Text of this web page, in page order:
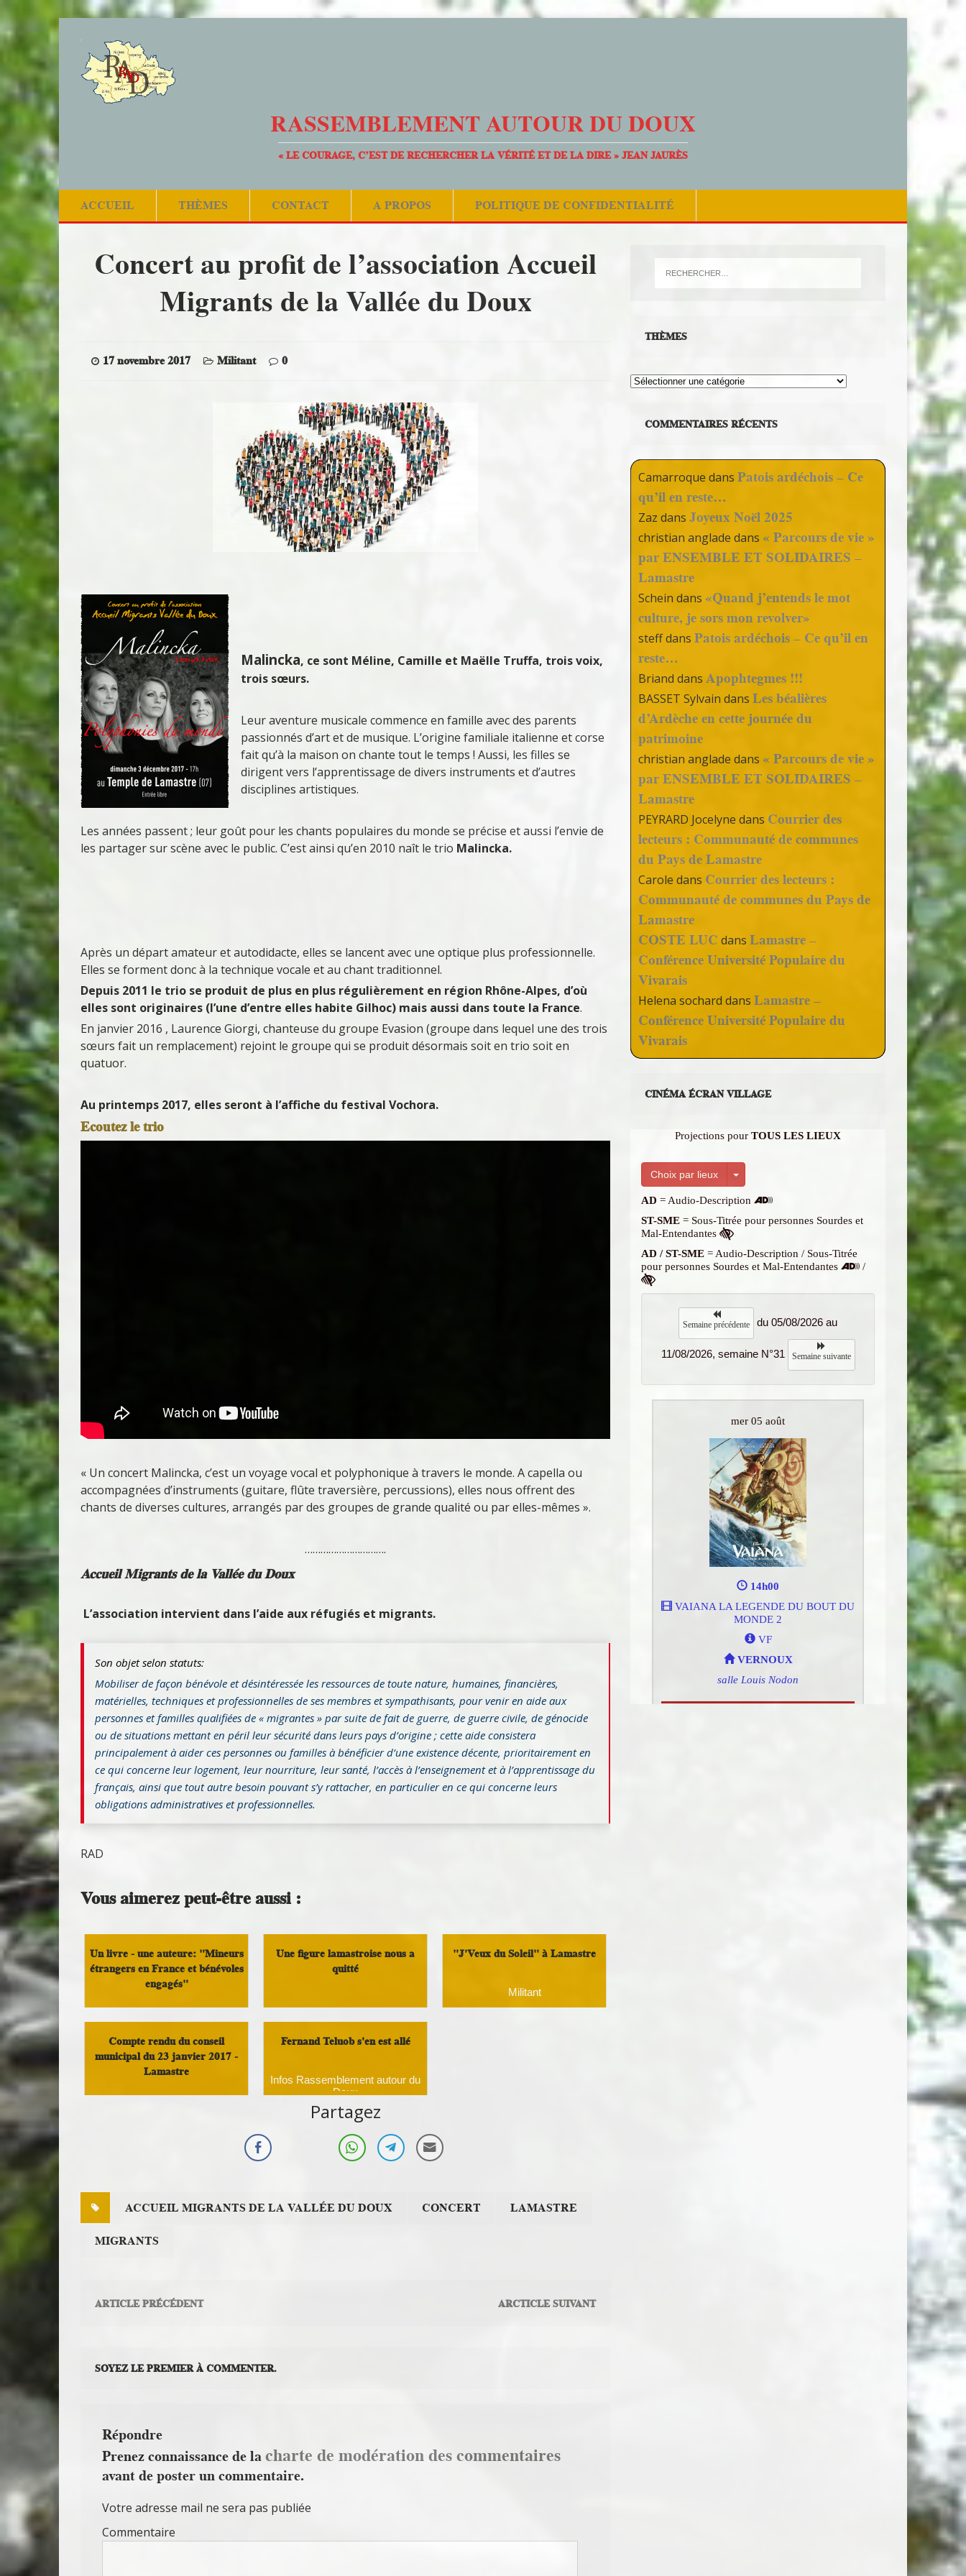
RASSEMBLEMENT AUTOUR DU DOUX
« LE COURAGE, C’EST DE RECHERCHER LA VÉRITÉ ET DE LA DIRE » JEAN JAURÈS
ACCUEIL THÈMES CONTACT A PROPOS POLITIQUE DE CONFIDENTIALITÉ
Concert au profit de l’association Accueil
Migrants de la Vallée du Doux
17 novembre 2017 Militant 0
Malincka, ce sont Méline, Camille et Maëlle Truffa, trois voix,
trois sœurs.
Leur aventure musicale commence en famille avec des parents
passionnés d’art et de musique. L’origine familiale italienne et corse
fait qu’à la maison on chante tout le temps ! Aussi, les filles se
dirigent vers l’apprentissage de divers instruments et d’autres
disciplines artistiques.
Les années passent ; leur goût pour les chants populaires du monde se précise et aussi l’envie de
les partager sur scène avec le public. C’est ainsi qu’en 2010 naît le trio Malincka.
Après un départ amateur et autodidacte, elles se lancent avec une optique plus professionnelle.
Elles se forment donc à la technique vocale et au chant traditionnel.
Depuis 2011 le trio se produit de plus en plus régulièrement en région Rhône-Alpes, d’où
elles sont originaires (l’une d’entre elles habite Gilhoc) mais aussi dans toute la France.
En janvier 2016 , Laurence Giorgi, chanteuse du groupe Evasion (groupe dans lequel une des trois
sœurs fait un remplacement) rejoint le groupe qui se produit désormais soit en trio soit en
quatuor.
Au printemps 2017, elles seront à l’affiche du festival Vochora.
Ecoutez le trio
« Un concert Malincka, c’est un voyage vocal et polyphonique à travers le monde. A capella ou
accompagnées d’instruments (guitare, flûte traversière, percussions), elles nous offrent des
chants de diverses cultures, arrangés par des groupes de grande qualité ou par elles-mêmes ».
………………………….
Accueil Migrants de la Vallée du Doux
L’association intervient dans l’aide aux réfugiés et migrants.
Son objet selon statuts:
Mobiliser de façon bénévole et désintéressée les ressources de toute nature, humaines, financières,
matérielles, techniques et professionnelles de ses membres et sympathisants, pour venir en aide aux
personnes et familles qualifiées de « migrantes » par suite de fait de guerre, de guerre civile, de génocide
ou de situations mettant en péril leur sécurité dans leurs pays d’origine ; cette aide consistera
principalement à aider ces personnes ou familles à bénéficier d’une existence décente, prioritairement en
ce qui concerne leur logement, leur nourriture, leur santé, l’accès à l’enseignement et à l’apprentissage du
français, ainsi que tout autre besoin pouvant s’y rattacher, en particulier en ce qui concerne leurs
obligations administratives et professionnelles.
RAD
Vous aimerez peut-être aussi :
Un livre - une auteure: "Mineurs
étrangers en France et bénévoles
engagés"
Militant
Une figure lamastroise nous a
quitté
Infos Rassemblement autour du
Doux
"J'Veux du Soleil" à Lamastre
Militant
Compte rendu du conseil
municipal du 23 janvier 2017 -
Lamastre
Fernand Teluob s'en est allé
Infos Rassemblement autour du
Doux
Partagez
ACCUEIL MIGRANTS DE LA VALLÉE DU DOUX CONCERT LAMASTRE
MIGRANTS
ARTICLE PRÉCÉDENT ARCTICLE SUIVANT
SOYEZ LE PREMIER À COMMENTER.
Répondre
Prenez connaissance de lacharte de modération des commentaires
avant de poster un commentaire.
Votre adresse mail ne sera pas publiée
Commentaire
THÈMES
Thèmes
COMMENTAIRES RÉCENTS
Camarroque dansPatois ardéchois – Ce
qu’il en reste…
Zaz dansJoyeux Noël 2025
christian anglade dans « Parcours de vie »
par ENSEMBLE ET SOLIDAIRES –
Lamastre
Schein dans «Quand j’entends le mot
culture, je sors mon revolver»
steffdansPatois ardéchois – Ce qu’il en
reste…
Briand dansApophtegmes !!!
BASSET Sylvain dansLes béalières
d’Ardèche en cette journée du
patrimoine
christian anglade dans « Parcours de vie »
par ENSEMBLE ET SOLIDAIRES –
Lamastre
PEYRARD Jocelyne dans Courrier des
lecteurs : Communauté de communes
du Pays de Lamastre
Carole dans Courrier des lecteurs :
Communauté de communes du Pays de
Lamastre
COSTE LUC dansLamastre –
Conférence Université Populaire du
Vivarais
Helena sochard dansLamastre –
Conférence Université Populaire du
Vivarais
CINÉMA ÉCRAN VILLAGE